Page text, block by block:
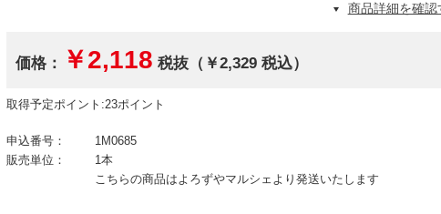
商品詳細を確認
価格： ￥2,118 税抜（￥2,329 税込）
取得予定ポイント:23ポイント
申込番号：
1M0685
販売単位：
1本
こちらの商品はよろずやマルシェより発送いたします